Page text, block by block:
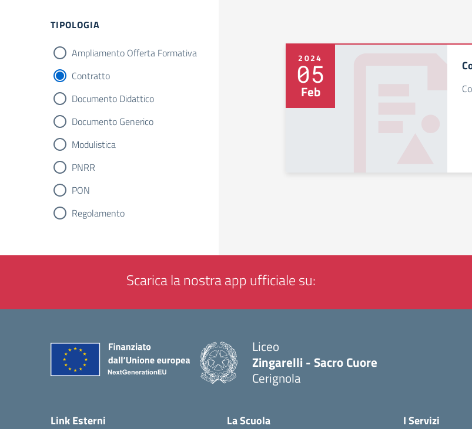
Filtri
TIPOLOGIA
Ampliamento Offerta Formativa
Contratto
Documento Didattico
Documento Generico
Modulistica
PNRR
PON
Regolamento
2024
05
Feb
Scarica la nostra app ufficiale su:
Liceo
Zingarelli - Sacro Cuore
Cerignola
Link Esterni La Scuola I Servizi